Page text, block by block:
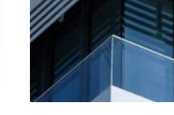
Traduction powered by Google